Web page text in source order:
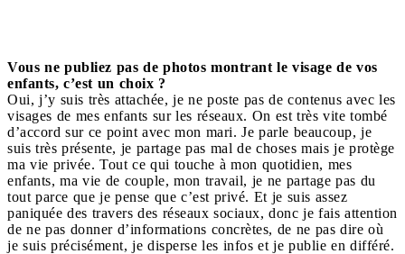
Vous ne publiez pas de photos montrant le visage de vos
enfants, c’est un choix ?
Oui, j’y suis très attachée, je ne poste pas de contenus avec les
visages de mes enfants sur les réseaux. On est très vite tombé
d’accord sur ce point avec mon mari. Je parle beaucoup, je
suis très présente, je partage pas mal de choses mais je protège
ma vie privée. Tout ce qui touche à mon quotidien, mes
enfants, ma vie de couple, mon travail, je ne partage pas du
tout parce que je pense que c’est privé. Et je suis assez
paniquée des travers des réseaux sociaux, donc je fais attention
de ne pas donner d’informations concrètes, de ne pas dire où
je suis précisément, je disperse les infos et je publie en différé.